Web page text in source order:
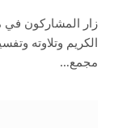
زار المشاركون في
الكريم وتلاوته
مجمع…